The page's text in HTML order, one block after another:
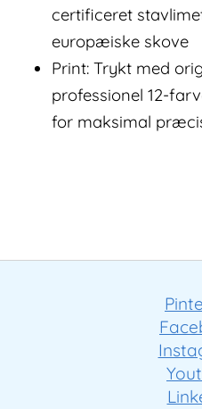
certificeret
europæiske skove
Print: Trykt med
professionel 12-
for maksimal